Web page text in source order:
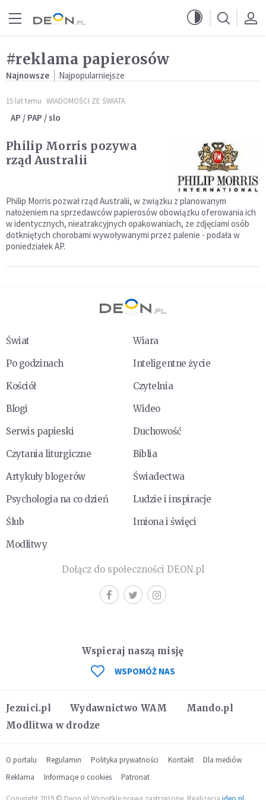
#reklama papierosów
Najnowsze Najpopularniejsze
15 lat temu WIADOMOŚCI ZE ŚWIATA
AP / PAP / slo
Philip Morris pozywa
rząd Australii
Philip Morris pozwał rząd Australii, w związku z planowanym
nałożeniem na sprzedawców papierosów obowiązku oferowania ich
w identycznych, nieatrakcyjnych opakowaniach, ze zdjęciami osób
dotkniętych chorobami wywoływanymi przez palenie - podała w
poniedziałek AP.
Świat
Wiara
Po godzinach
Inteligentne życie
Kościół
Czytelnia
Blogi
Wideo
Serwis papieski
Duchowość
Czytania liturgiczne
Biblia
Artykuły blogerów
Świadectwa
Psychologia na co dzień
Ludzie i inspiracje
Ślub
Imiona i święci
Modlitwy
Dołącz do społeczności DEON.pl
Jezuici.pl Wydawnictwo WAM
Mando.pl
Modlitwa w drodze
Wspieraj naszą misję
WSPOMÓŻ NAS
O portalu Regulamin Polityka prywatności Kontakt
Dla mediów
Reklama
Informacje o cookies Patronat